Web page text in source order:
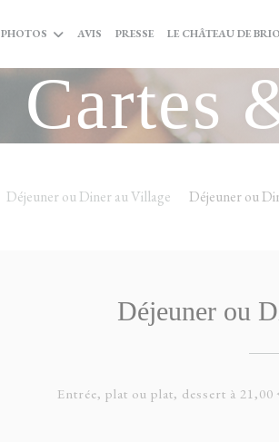
PHOTOS AVIS PRESSE LE CHÂTEAU DE
Cartes
Déjeuner ou Diner au Village Déjeuner ou
Déjeuner ou
Entrée, plat ou plat, dessert à